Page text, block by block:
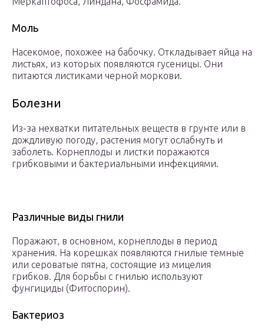
Моль
Насекомое, похожее на бабочку. Откладывает яйца на
листьях, из которых появляются гусеницы. Они
питаются листиками черной моркови.
Болезни
Из-за нехватки питательных веществ в грунте или в
дождливую погоду, растения могут ослабнуть и
заболеть. Корнеплоды и листки поражаются
грибковыми и бактериальными инфекциями.
Различные виды гнили
Поражают, в основном, корнеплоды в период
хранения. На корешках появляются гнилые темные
или сероватые пятна, состоящие из мицелия
грибков. Для борьбы с гнилью используют
фунгициды (Фитоспорин).
Бактериоз